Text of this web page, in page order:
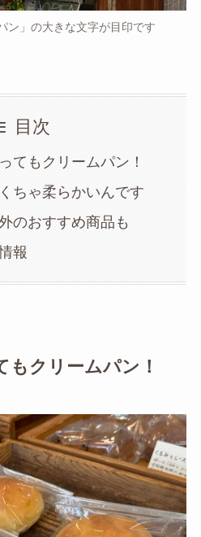
ン」の大きな文字が目印です
目次
てもクリームパン！
ちゃ柔らかいんです
のおすすめ商品も
報
もクリームパン！